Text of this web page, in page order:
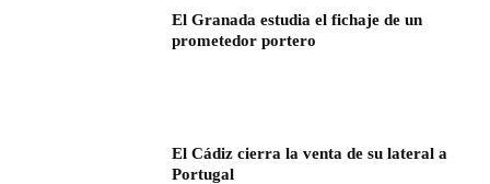
El Granada estudia el fichaje de un
prometedor portero
El Cádiz cierra la venta de su lateral a
Portugal